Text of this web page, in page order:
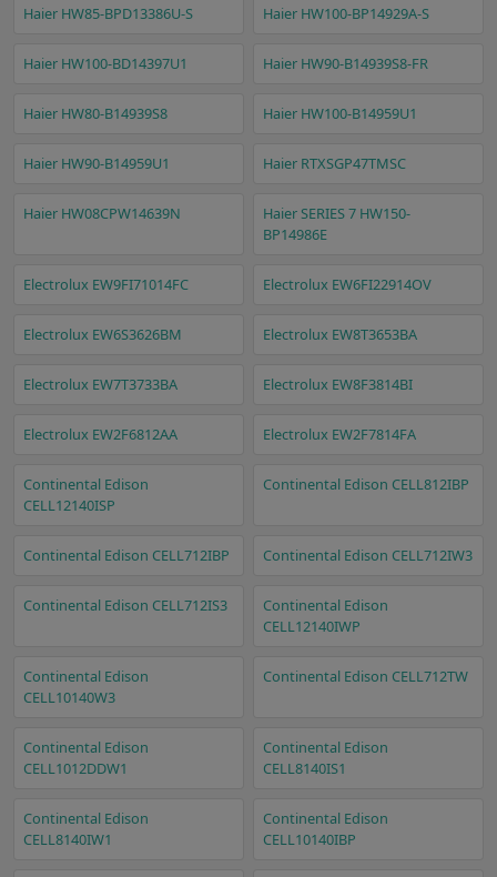
Haier HW85-BPD13386U-S Haier HW100-BP14929A-S
Haier HW100-BD14397U1 Haier HW90-B14939S8-FR
Haier HW80-B14939S8 Haier HW100-B14959U1
Haier HW90-B14959U1 Haier RTXSGP47TMSC
Haier HW08CPW14639N
Haier SERIES 7 HW150-
BP14986E
Electrolux EW9FI71014FC Electrolux EW6FI22914OV
Electrolux EW6S3626BM Electrolux EW8T3653BA
Electrolux EW7T3733BA Electrolux EW8F3814BI
Electrolux EW2F6812AA Electrolux EW2F7814FA
Continental Edison
CELL12140ISP
Continental Edison CELL812IBP
Continental Edison CELL712IBP Continental Edison CELL712IW3
Continental Edison CELL712IS3
Continental Edison
CELL12140IWP
Continental Edison
CELL10140W3
Continental Edison CELL712TW
Continental Edison
CELL1012DDW1
Continental Edison
CELL8140IS1
Continental Edison
CELL8140IW1
Continental Edison
CELL10140IBP